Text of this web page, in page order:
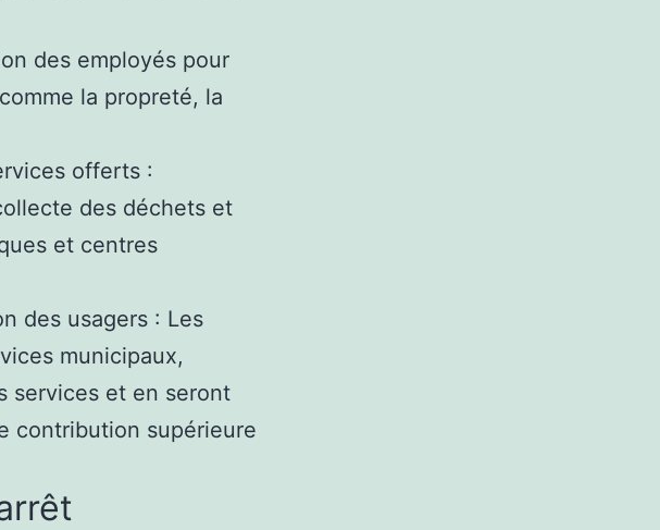
des employés pour
la propreté, la
offerts :
des déchets et
et centres
des usagers : Les
municipaux,
services et en seront
contribution supérieure